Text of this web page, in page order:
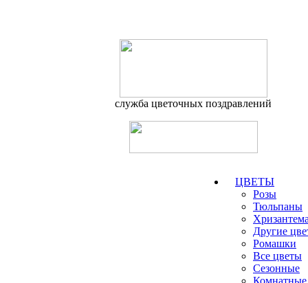
служба цветочных поздравлений
ЦВЕТЫ
Розы
Тюльпаны
Другие
Ромашки
Все цветы
Сезонные
Комнатные